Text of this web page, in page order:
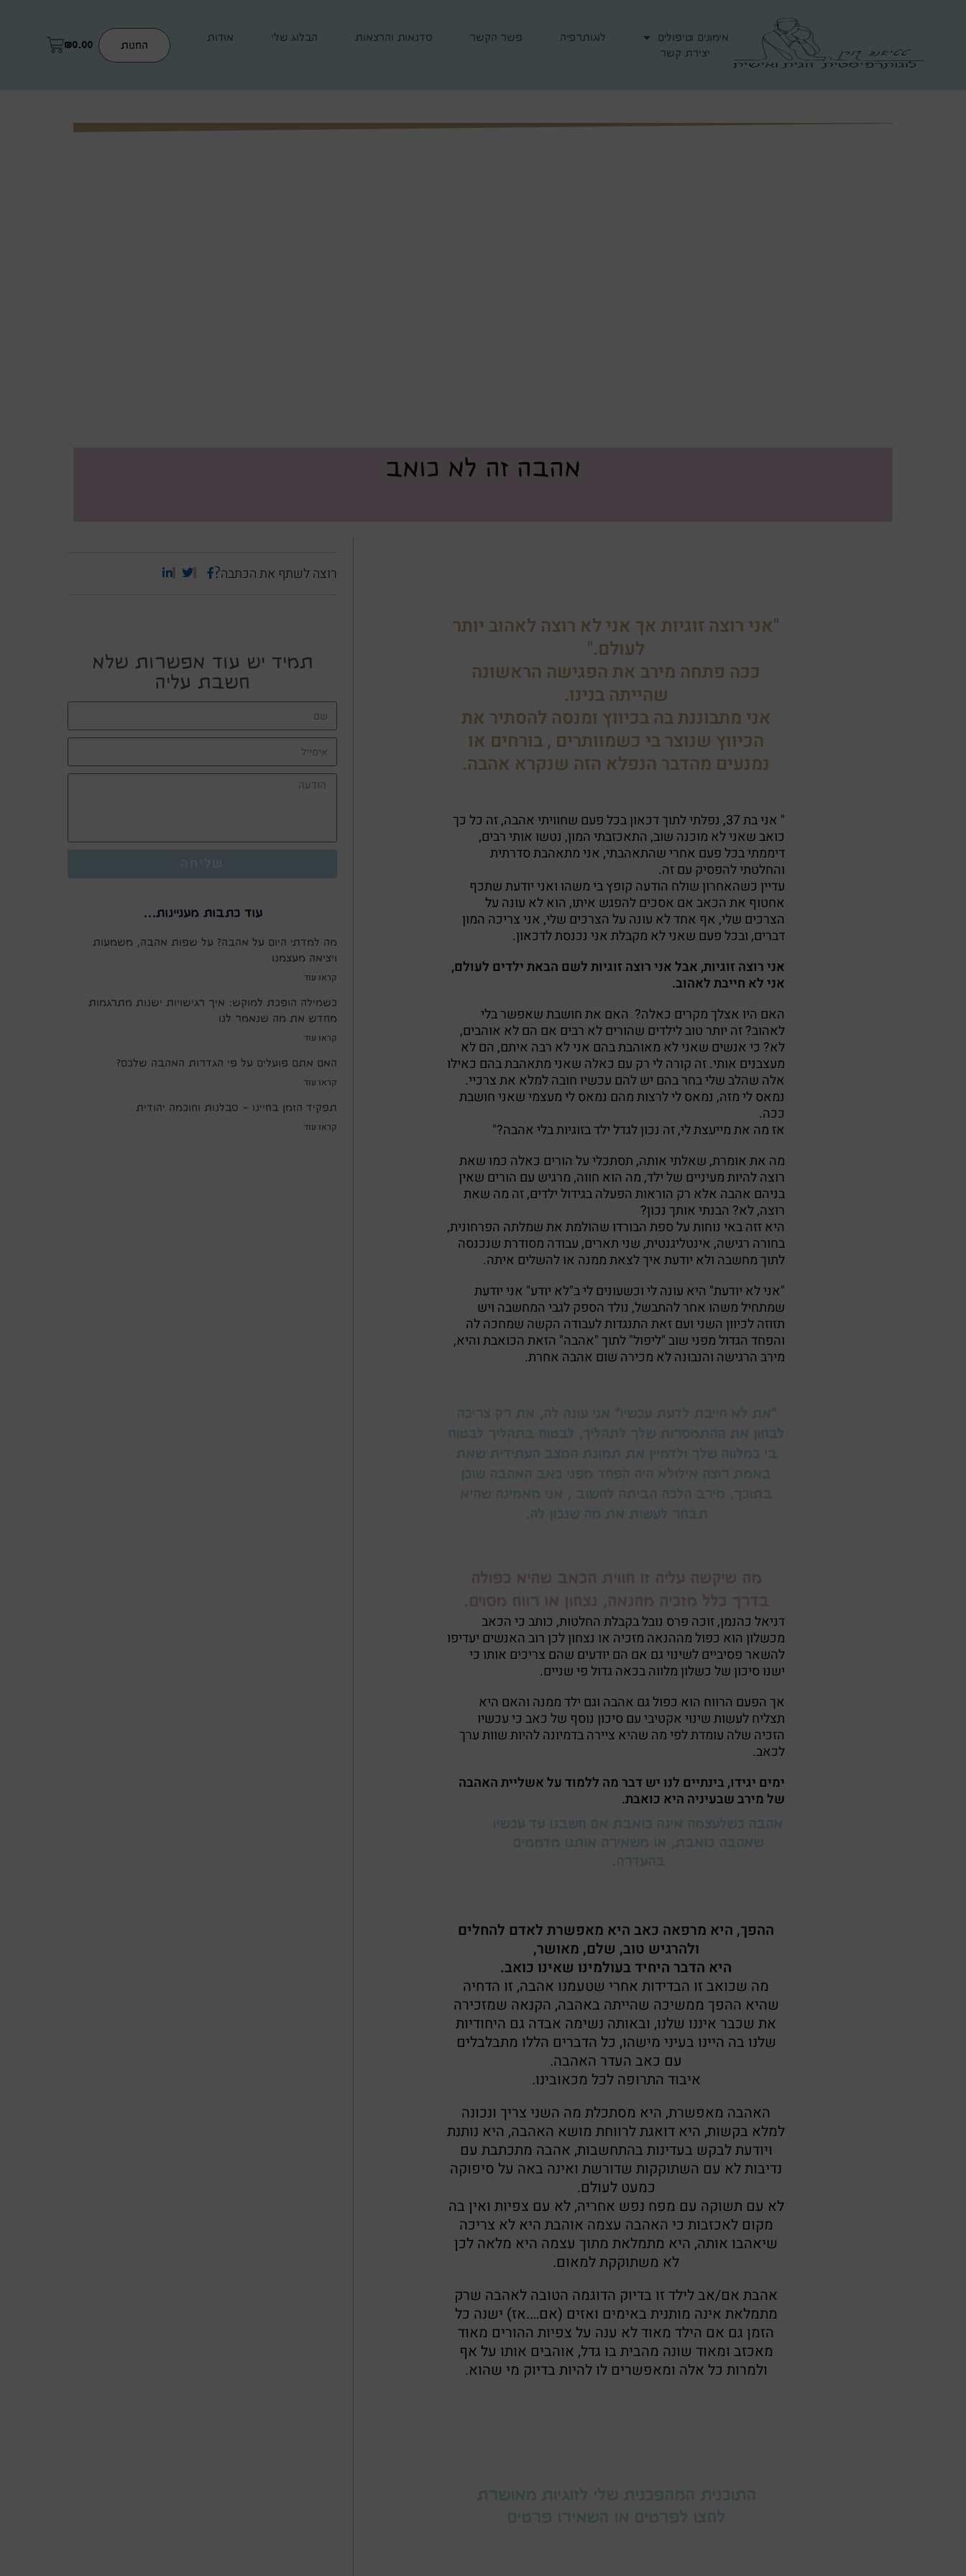
אימונים וטיפולים לוגותרפיה פשר הקשר סדנאות והרצאות הבלוג שלי
אודות
יצירת קשר
החנות ₪0.00
אהבה זה לא כואב
"אני רוצה זוגיות אך אני לא רוצה לאהוב יותר
לעולם."
ככה פתחה מירב את הפגישה הראשונה
שהייתה בנינו.
אני מתבוננת בה בכיווץ ומנסה להסתיר את
הכיווץ שנוצר בי כשמוותרים , בורחים או
נמנעים מהדבר הנפלא הזה שנקרא אהבה.
" אני בת 37, נפלתי לתוך דכאון בכל פעם שחוויתי אהבה, זה כל כך
כואב שאני לא מוכנה שוב, התאכזבתי המון, נטשו אותי רבים,
דיממתי בכל פעם אחרי שהתאהבתי, אני מתאהבת סדרתית
והחלטתי להפסיק עם זה.
עדיין כשהאחרון שולח הודעה קופץ בי משהו ואני יודעת שתכף
אחטוף את הכאב אם אסכים להפגש איתו, הוא לא עונה על
הצרכים שלי, אף אחד לא עונה על הצרכים שלי, אני צריכה המון
דברים, ובכל פעם שאני לא מקבלת אני נכנסת לדכאון.
אני רוצה זוגיות, אבל אני רוצה זוגיות לשם הבאת ילדים לעולם,
אני לא חייבת לאהוב.
האם היו אצלך מקרים כאלה? האם את חושבת שאפשר בלי
לאהוב? זה יותר טוב לילדים שהורים לא רבים אם הם לא אוהבים,
לא? כי אנשים שאני לא מאוהבת בהם אני לא רבה איתם, הם לא
מעצבנים אותי. זה קורה לי רק עם כאלה שאני מתאהבת בהם כאילו
אלה שהלב שלי בחר בהם יש להם עכשיו חובה למלא את צרכיי.
נמאס לי מזה, נמאס לי לרצות מהם נמאס לי מעצמי שאני חושבת
ככה.
אז מה את מייעצת לי, זה נכון לגדל ילד בזוגיות בלי אהבה?"
מה את אומרת, שאלתי אותה, תסתכלי על הורים כאלה כמו שאת
רוצה להיות מעיניים של ילד, מה הוא חווה, מרגיש עם הורים שאין
בניהם אהבה אלא רק הוראות הפעלה בגידול ילדים, זה מה שאת
רוצה, לא? הבנתי אותך נכון?
היא זזה באי נוחות על ספת הבורדו שהולמת את שמלתה הפרחונית,
בחורה רגישה, אינטליגנטית, שני תארים, עבודה מסודרת שנכנסה
לתוך מחשבה ולא יודעת איך לצאת ממנה או להשלים איתה.
"אני לא יודעת" היא עונה לי וכשעונים לי ב"לא יודע" אני יודעת
שמתחיל משהו אחר להתבשל, נולד הספק לגבי המחשבה ויש
תזוזה לכיוון השני ועם זאת התנגדות לעבודה הקשה שמחכה לה
והפחד הגדול מפני שוב "ליפול" לתוך "אהבה" הזאת הכואבת והיא,
מירב הרגישה והנבונה לא מכירה שום אהבה אחרת.
דניאל כהנמן, זוכה פרס נובל בקבלת החלטות, כותב כי הכאב
מכשלון הוא כפול מההנאה מזכיה או נצחון לכן רוב האנשים יעדיפו
להשאר פסיביים לשינוי גם אם הם יודעים שהם צריכים אותו כי
ישנו סיכון של כשלון מלווה בכאה גדול פי שניים.
אך הפעם הרווח הוא כפול גם אהבה וגם ילד ממנה והאם היא
תצליח לעשות שינוי אקטיבי עם סיכון נוסף של כאב כי עכשיו
הזכיה שלה עומדת לפי מה שהיא ציירה בדמיונה להיות שוות ערך
לכאב.
ימים יגידו, בינתיים לנו יש דבר מה ללמוד על אשליית האהבה
של מירב שבעיניה היא כואבת.
ההפך, היא מרפאה כאב היא מאפשרת לאדם להחלים
ולהרגיש טוב, שלם, מאושר,
היא הדבר היחיד בעולמינו שאינו כואב.
מה שכואב זו הבדידות אחרי שטעמנו אהבה, זו הדחיה
שהיא ההפך ממשיכה שהייתה באהבה, הקנאה שמזכירה
את שכבר איננו שלנו, ובאותה נשימה אבדה גם היחודיות
שלנו בה היינו בעיני מישהו, כל הדברים הללו מתבלבלים
עם כאב העדר האהבה.
איבוד התרופה לכל מכאובינו.
האהבה מאפשרת, היא מסתכלת מה השני צריך ונכונה
למלא בקשות, היא דואגת לרווחת מושא האהבה, היא נותנת
ויודעת לבקש בעדינות בהתחשבות, אהבה מתכתבת עם
נדיבות לא עם השתוקקות שדורשת ואינה באה על סיפוקה
כמעט לעולם.
לא עם תשוקה עם מפח נפש אחריה, לא עם צפיות ואין בה
מקום לאכזבות כי האהבה עצמה אוהבת היא לא צריכה
שיאהבו אותה, היא מתמלאת מתוך עצמה היא מלאה לכן
לא משתוקקת למאום.
אהבת אם/אב לילד זו בדיוק הדוגמה הטובה לאהבה שרק
מתמלאת אינה מותנית באימים ואזים (אם….אז) ישנה כל
הזמן גם אם הילד מאוד לא ענה על צפיות ההורים מאוד
מאכזב ומאוד שונה מהבית בו גדל, אוהבים אותו על אף
ולמרות כל אלה ומאפשרים לו להיות בדיוק מי שהוא.
רוצה לשתף את הכתבה?
תמיד יש עוד אפשרות שלא
חשבת עליה
עוד כתבות מעניינות...
מה למדתי היום על אהבה? על שפות אהבה, משמעות
ויציאה מעצמנו
קראו עוד
כשמילה הופכת למוקש: איך רגישויות ישנות מתרגמות
מחדש את מה שנאמר לנו
קראו עוד
האם אתם פועלים על פי הגדרות האהבה שלכם?
קראו עוד
תפקיד הזמן בחיינו – סבלנות וחוכמה יהודית
קראו עוד